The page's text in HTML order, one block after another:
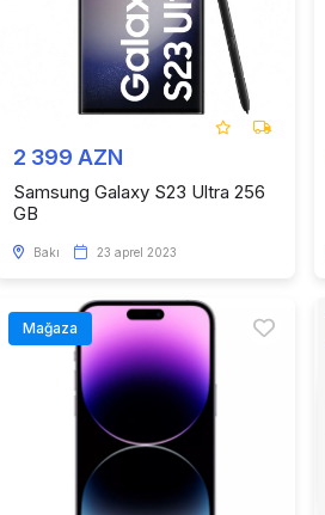
2 399 AZN
Samsung Galaxy S23 Ultra 256
GB
Bakı 23 aprel 2023
Mağaza